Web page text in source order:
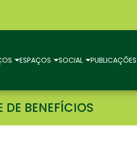
ESPAÇOS SOCIAL PUBLICAÇÕES
DE BENEFÍCIOS